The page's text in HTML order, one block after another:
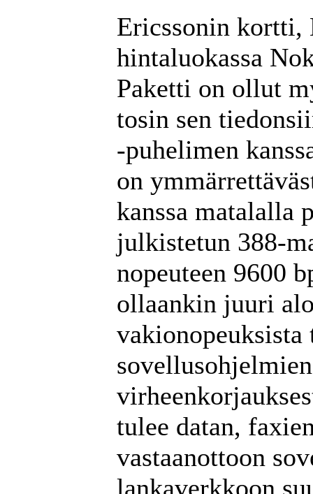
Ericssonin kortti,
hintaluokassa
Paketti on ollut
tosin sen
-puhelimen
on
kanssa matalalla
julkistetun 388-
nopeuteen 9600
ollaankin juuri
tulee datan,
vastaanottoon
lankaverkkoon